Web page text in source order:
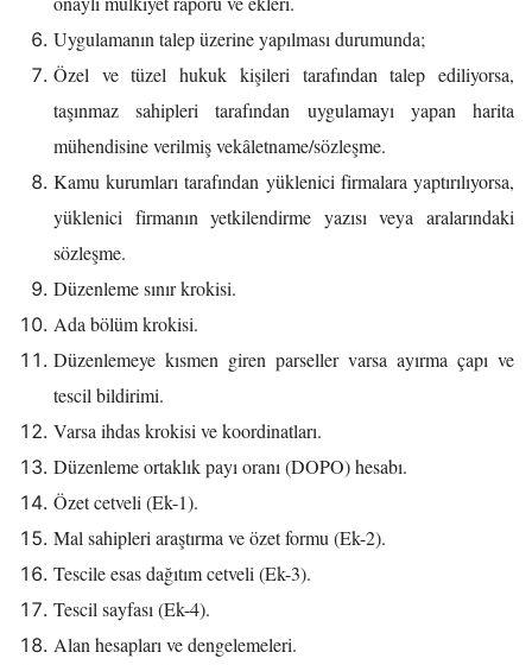
Uygulamanın talep üzerine yapılması durumunda;
Özel ve tüzel hukuk kişileri tarafından talep ediliyorsa,
taşınmaz sahipleri tarafından uygulamayı yapan harita
mühendisine verilmiş vekâletname/sözleşme.
Kamu kurumları tarafından yüklenici firmalara yaptırılıyorsa,
yüklenici firmanın yetkilendirme yazısı veya aralarındaki
sözleşme.
Düzenleme sınır krokisi.
Ada bölüm krokisi.
Düzenlemeye kısmen giren parseller varsa ayırma çapı ve
tescil bildirimi.
Varsa ihdas krokisi ve koordinatları.
Düzenleme ortaklık payı oranı (DOPO) hesabı.
Özet cetveli (Ek-1).
Mal sahipleri araştırma ve özet formu (Ek-2).
Tescile esas dağıtım cetveli (Ek-3).
Tescil sayfası (Ek-4).
Alan hesapları ve dengelemeleri.